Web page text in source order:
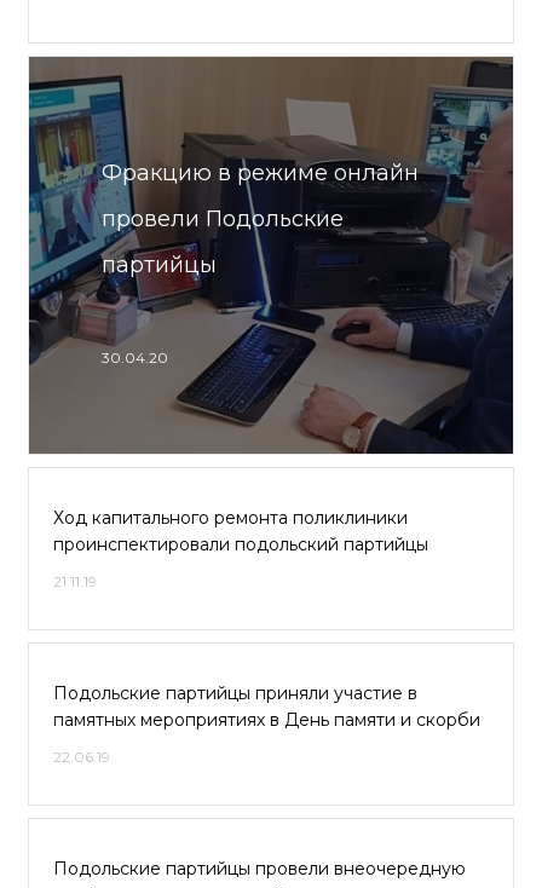
Фракцию в режиме онлайн
провели Подольские
партийцы
30.04.20
Ход капитального ремонта поликлиники
проинспектировали подольский партийцы
21.11.19
Подольские партийцы приняли участие в
памятных мероприятиях в День памяти и скорби
22.06.19
Подольские партийцы провели внеочередную